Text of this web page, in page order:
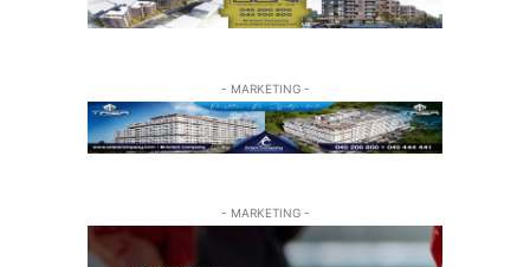
- MARKETING -
- MARKETING -